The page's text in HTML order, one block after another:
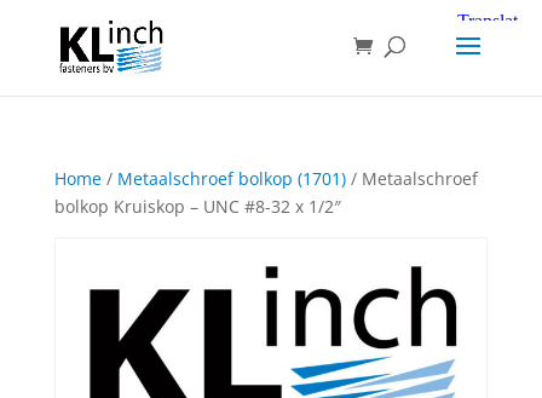
Home/ Metaalschroef bolkop (1701)/ Metaalschroef
bolkop Kruiskop – UNC #8-32 x 1/2″